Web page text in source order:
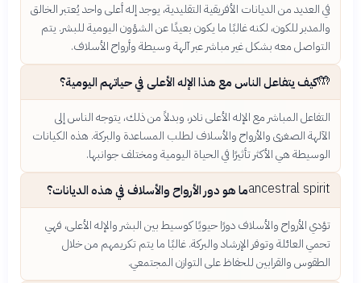
في العديد من الديانات الأفريقية التقليدية، يوجد إله أعلى واحد يُعتبر الخالق
والمدبر للكون، لكنه غالبًا ما يكون بعيدًا عن الشؤون اليومية للبشر. يتم
التواصل معه بشكل غير مباشر عبر آلهة وسيطة وأرواح الأسلاف.
🤲كيف يتفاعل الناس مع هذا الإله الأعلى في حياتهم اليومية؟
التفاعل المباشر مع الإله الأعلى نادر، وبدلاً من ذلك، يتوجه الناس إلى
الآلهة الصغرى والأرواح والأسلاف لطلب المساعدة والبركة. هذه الكيانات
الوسيطة هي الأكثر تأثيرًا في الحياة اليومية ومختلف جوانبها.
ancestral spiritما هو دور الأرواح والأسلاف في هذه الديانات؟
تؤدي الأرواح والأسلاف دورًا حيويًا كوسيط بين البشر والإله الأعلى، فهي
تحمي العائلة وتوفر الإرشاد والبركة. غالبًا ما يتم تكريمهم من خلال
الطقوس والقرابين للحفاظ على التوازن المجتمعي.